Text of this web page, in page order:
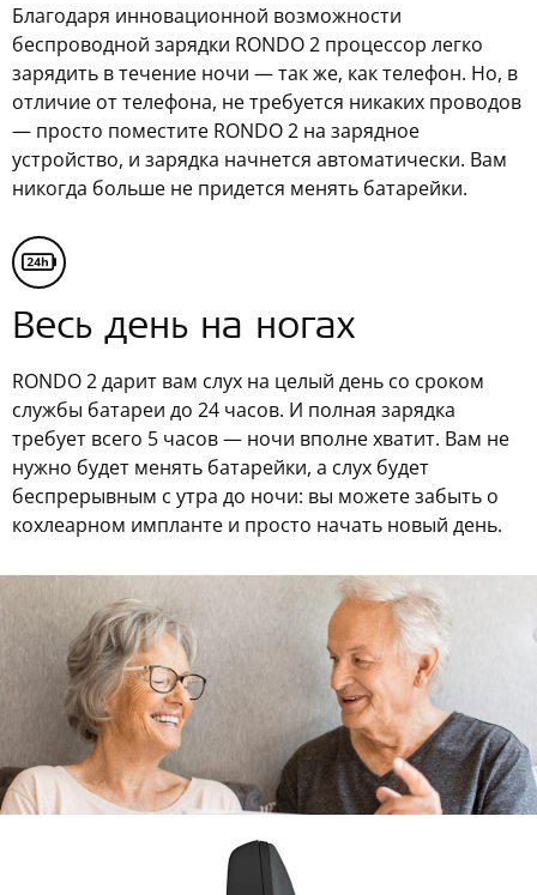
Благодаря инновационной возможности
беспроводной зарядки RONDO 2 процессор легко
зарядить в течение ночи — так же, как телефон. Но, в
отличие от телефона, не требуется никаких проводов
— просто поместите RONDO 2 на зарядное
устройство, и зарядка начнется автоматически. Вам
никогда больше не придется менять батарейки.
Весь день на ногах
RONDO 2 дарит вам слух на целый день со сроком
службы батареи до 24 часов. И полная зарядка
требует всего 5 часов — ночи вполне хватит. Вам не
нужно будет менять батарейки, а слух будет
беспрерывным с утра до ночи: вы можете забыть о
кохлеарном импланте и просто начать новый день.